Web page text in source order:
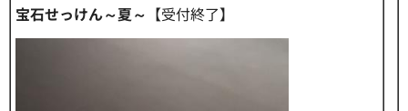
宝石せっけん～夏～ 【受付終了】